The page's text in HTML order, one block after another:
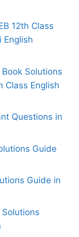
12th Class
English
Book Solutions
Class English
Questions in
Guide
Guide in
Solutions